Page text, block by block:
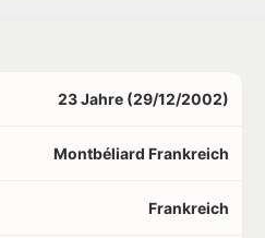
23 Jahre (29/12/2002)
Montbéliard Frankreich
Frankreich